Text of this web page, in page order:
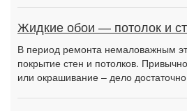
Жидкие обои — потолок и
В период ремонта немаловажным
покрытие стен и потолков.
или окрашивание – дело